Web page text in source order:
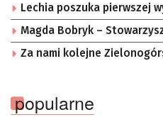
Lechia poszuka pierwszej
Magda Bobryk –
Za nami kolejne
popularne